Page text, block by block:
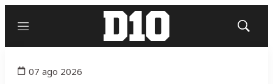
Menú
Mostrar
07 ago 2026